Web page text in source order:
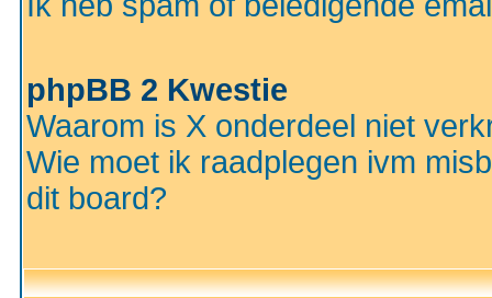
phpBB 2 Kwestie
Waarom is X onderdeel niet
Wie moet ik raadplegen ivm
dit board?